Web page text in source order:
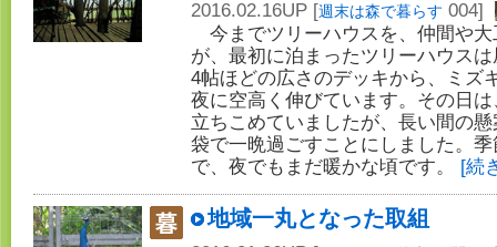
2016.02.16UP [週末は森で暮らす 004]
今までツリーハウスを、仲間や
が、最初に泊まったツリーハウ
4帖ほどの広さのデッキから、ミズ
夜に空高く伸びています。その日
立ちこめていましたが、長い間の
袋で一晩過ごすことにしました。
で、夜でもまだ暖かな頃です。 [続
地域一丸となった取組